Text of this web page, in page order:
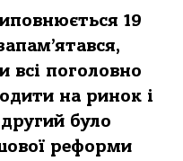
19
всі поголовно
на ринок і
було
реформи